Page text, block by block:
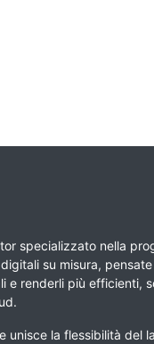
specializzato nella
su misura,
e renderli più efficienti,
unisce la flessibilità del